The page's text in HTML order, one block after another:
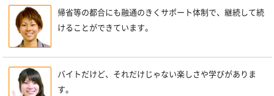
帰省等の都合にも融通のきくサポート体制で、継続して続
けることができています。
バイトだけど、それだけじゃない楽しさや学びがありま
す。